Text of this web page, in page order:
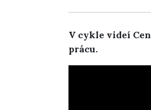
V cykle videí
prácu.